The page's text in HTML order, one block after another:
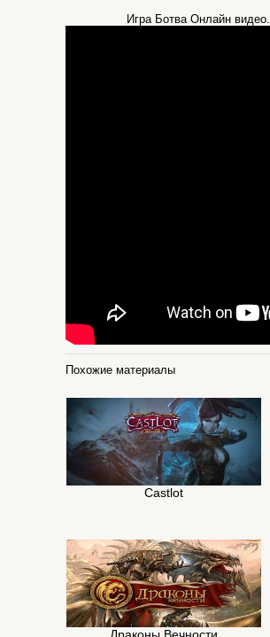
Игра Ботва Онлайн видео.
Похожие материалы
Castlot